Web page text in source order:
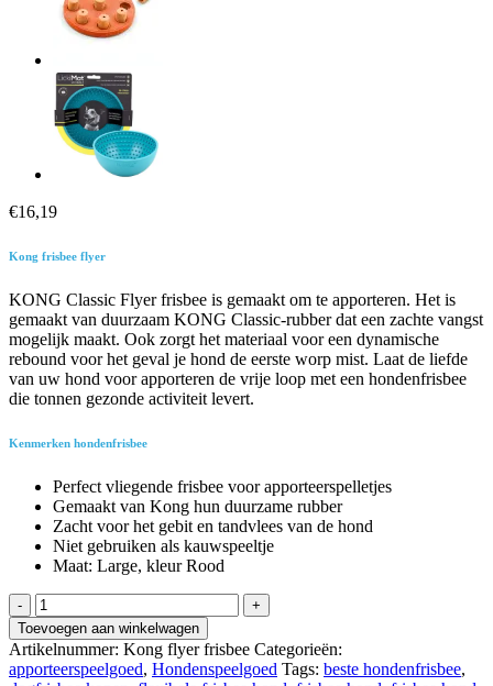
€16,19
Kong frisbee flyer
KONG Classic Flyer frisbee is gemaakt om te apporteren. Het is
gemaakt van duurzaam KONG Classic-rubber dat een zachte vangst
mogelijk maakt. Ook zorgt het materiaal voor een dynamische
rebound voor het geval je hond de eerste worp mist. Laat de liefde
van uw hond voor apporteren de vrije loop met een hondenfrisbee
die tonnen gezonde activiteit levert.
Kenmerken hondenfrisbee
Perfect vliegende frisbee voor apporteerspelletjes
Gemaakt van Kong hun duurzame rubber
Zacht voor het gebit en tandvlees van de hond
Niet gebruiken als kauwspeeltje
Maat: Large, kleur Rood
Hondenfrisbee
Kong
aantal
Toevoegen aan winkelwagen
Artikelnummer: Kong flyer frisbee Categorieën:
apporteerspeelgoed, Hondenspeelgoed Tags: beste hondenfrisbee,